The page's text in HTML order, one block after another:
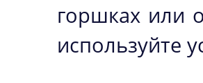
горшках или
используйте